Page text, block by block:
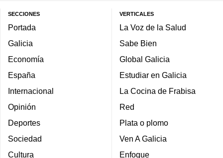
SECCIONES
Portada
Galicia
Economía
España
Internacional
Opinión
Deportes
Sociedad
Cultura
VERTICALES
La Voz de la Salud
Sabe Bien
Global Galicia
Estudiar en Galicia
La Cocina de Frabisa
Red
Plata o plomo
Ven A Galicia
Enfoque